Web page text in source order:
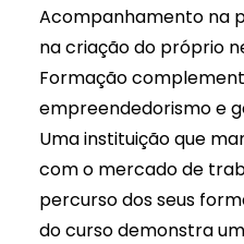
Acompanhamento na
na criação do próprio
Formação
empreendedorismo e
Uma instituição que
com o mercado de
percurso dos seus
do curso demonstra